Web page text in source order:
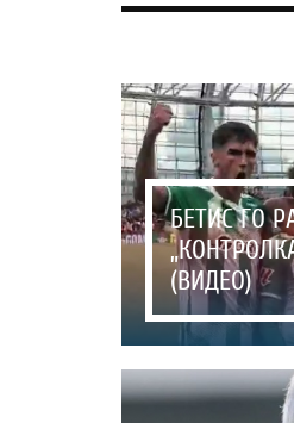
БЕТИС ГО
(ВИДЕО)